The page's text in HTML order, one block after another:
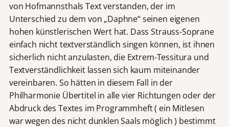
von Hofmannsthals Text verstanden, der im
Unterschied zu dem von „Daphne“ seinen eigenen
hohen künstlerischen Wert hat. Dass Strauss-Soprane
einfach nicht textverständlich singen können, ist ihnen
sicherlich nicht anzulasten, die Extrem-Tessitura und
Textverständlichkeit lassen sich kaum miteinander
vereinbaren. So hätten in diesem Fall in der
Philharmonie Übertitel in alle vier Richtungen oder der
Abdruck des Textes im Programmheft ( ein Mitlesen
war wegen des nicht dunklen Saals möglich ) bestimmt